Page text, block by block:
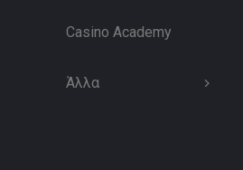
Casino Academy
Άλλα